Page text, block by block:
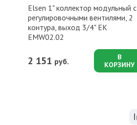
Elsen 1" коллектор модульный с
регулировочными вентилями, 2
контура, выход 3/4" ЕК
EMW02.02
2 151 руб.
В
КОРЗИНУ